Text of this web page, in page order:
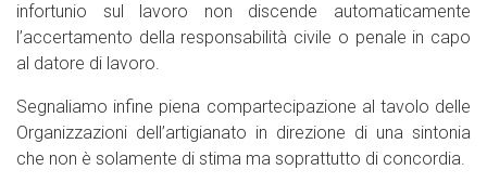
infortunio sul lavoro non discende automaticamente
l’accertamento della responsabilità civile o penale in capo
al datore di lavoro.
Segnaliamo infine piena compartecipazione al tavolo delle
Organizzazioni dell’artigianato in direzione di una sintonia
che non è solamente di stima ma soprattutto di concordia.